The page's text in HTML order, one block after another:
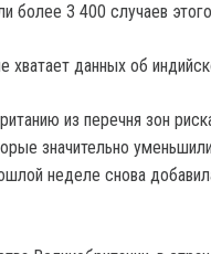
более 3 400 случаев
данных об
из перечня зон
значительно
неделе снова